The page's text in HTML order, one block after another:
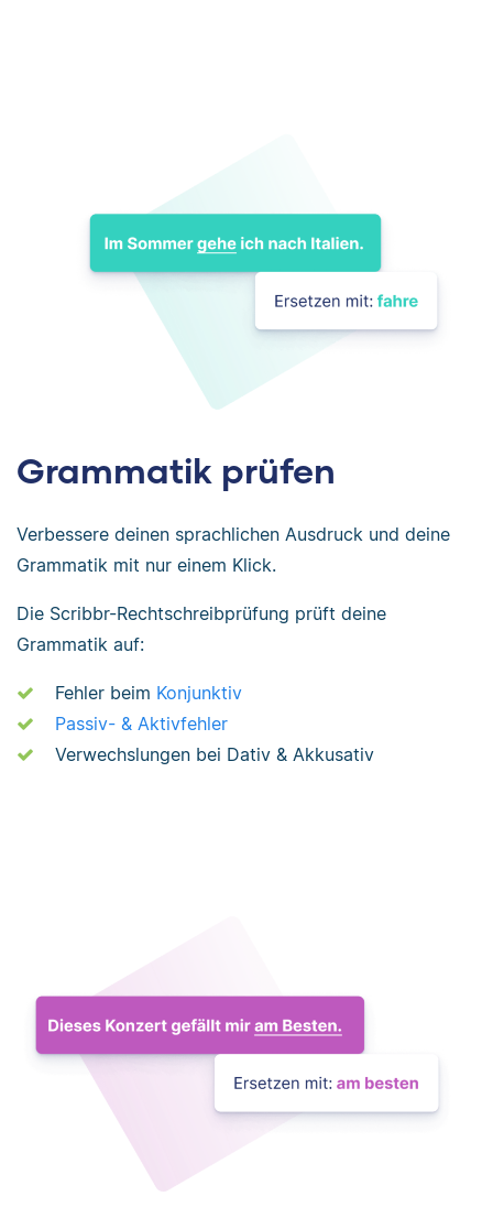
Grammatik prüfen
Verbessere deinen sprachlichen Ausdruck und deine
Grammatik mit nur einem Klick.
Die Scribbr-Rechtschreibprüfung prüft deine
Grammatik auf:
Fehler beim Konjunktiv
Passiv- & Aktivfehler
Verwechslungen bei Dativ & Akkusativ